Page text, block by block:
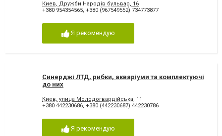
Киев, Дружби Народів бульвар, 16
+380 954354565, +380 (967549552) 734773877
Я рекомендую
Синерджі ЛТД, рибки, акваріуми та комплектуючі
до них
Киев, улица Молодогвардійська, 11
+380 442230686, +380 (442230687) 442230786
Я рекомендую